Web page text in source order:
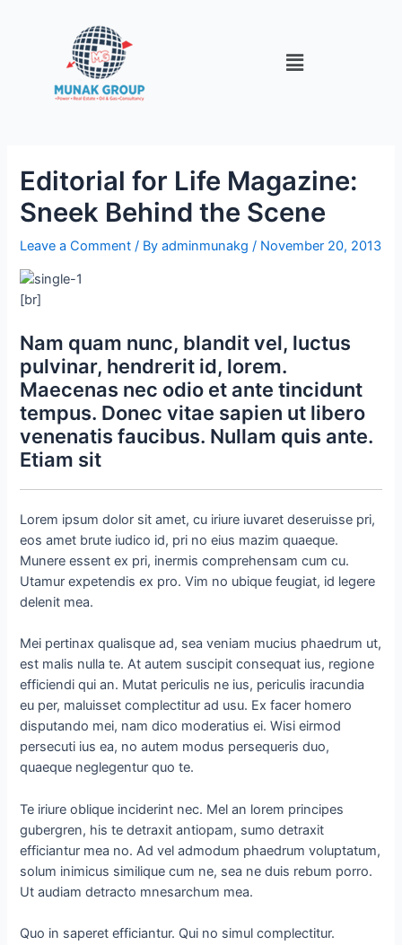
Menu
Editorial for Life Magazine:
Sneek Behind the Scene
Leave a Comment / Byadminmunakg/ November 20, 2013
[br]
Nam quam nunc, blandit vel, luctus
pulvinar, hendrerit id, lorem.
Maecenas nec odio et ante tincidunt
tempus. Donec vitae sapien ut libero
venenatis faucibus. Nullam quis ante.
Etiam sit
Lorem ipsum dolor sit amet, cu iriure iuvaret deseruisse pri,
eos amet brute iudico id, pri no eius mazim quaeque.
Munere essent ex pri, inermis comprehensam cum cu.
Utamur expetendis ex pro. Vim no ubique feugiat, id legere
delenit mea.
Mei pertinax qualisque ad, sea veniam mucius phaedrum ut,
est malis nulla te. At autem suscipit consequat ius, regione
efficiendi qui an. Mutat periculis ne ius, periculis iracundia
eu per, maluisset complectitur ad usu. Ex facer homero
disputando mei, nam dico moderatius ei. Wisi eirmod
persecuti ius ea, no autem modus persequeris duo,
quaeque neglegentur quo te.
Te iriure oblique inciderint nec. Mel an lorem principes
gubergren, his te detraxit antiopam, sumo detraxit
efficiantur mea no. Ad vel admodum phaedrum voluptatum,
solum inimicus similique cum ne, sea ne duis rebum porro.
Ut audiam detracto mnesarchum mea.
Quo in saperet efficiantur. Qui no simul complectitur.
navigation